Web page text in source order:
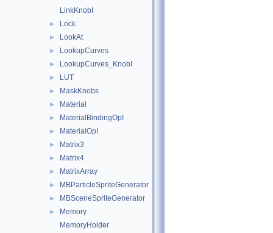
LinkKnobI
► Lock
► LookAt
► LookupCurves
► LookupCurves_KnobI
► LUT
► MaskKnobs
► Material
► MaterialBindingOpI
► MaterialOpI
► Matrix3
► Matrix4
► MatrixArray
► MBParticleSpriteGenerator
► MBSceneSpriteGenerator
►
Memory
MemoryHolder